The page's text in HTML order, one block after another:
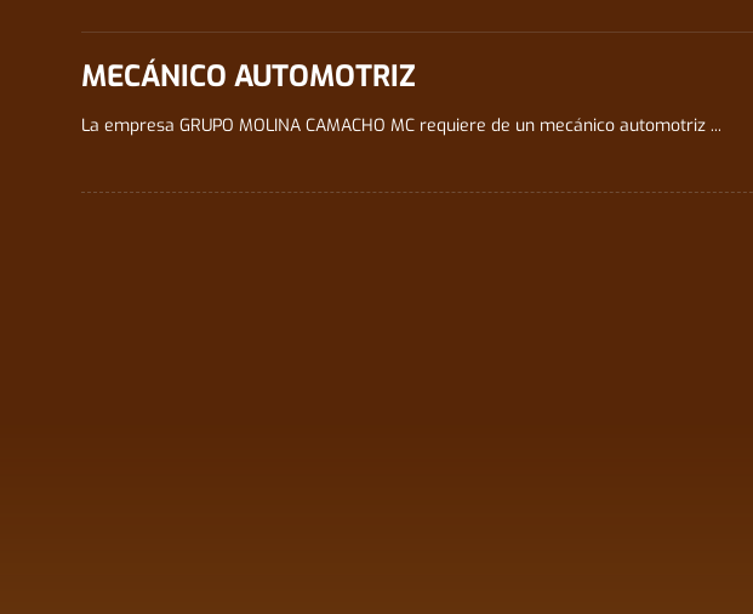
MECÁNICO AUTOMOTRIZ
La empresa GRUPO MOLINA CAMACHO MC requiere de un mecánico automotriz ...